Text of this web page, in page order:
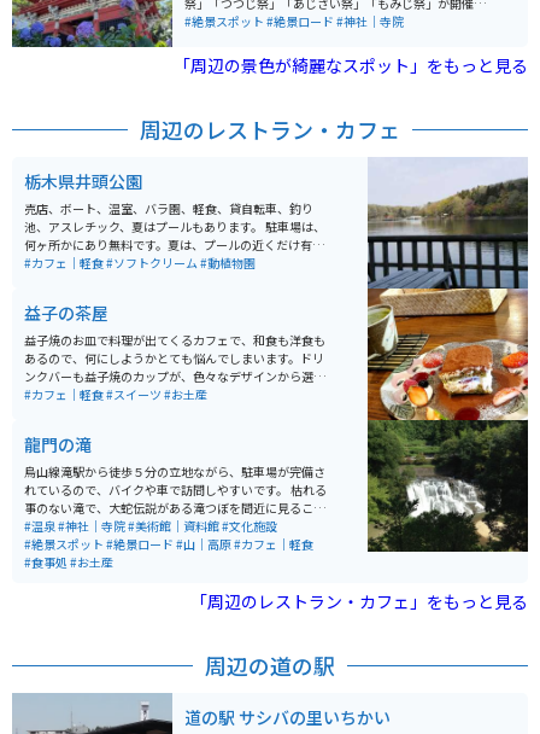
れています。中でも「あじさい祭」は特にオススメで
負けず劣らず本当に素晴らしいです！
#絶景スポット #絶景ロード #神社｜寺院
「周辺の景色が綺麗なスポット」をもっと見る
周辺のレストラン・カフェ
栃木県井頭公園
売店、ボート、温室、バラ園、軽食、貸自転車、釣り
池、アスレチック、夏はプールもあります。 駐車場は、
何ヶ所かにあり無料です。夏は、プールの近くだけ有料
になりますが、別の場所は無料なので心配いりません。
と言う温室は、オオオニハシが放し飼いされてます。ま
るで、小さなジャングル。 室内に、小さな川もあり、
蝶々が沢山いるので、昆虫が好きな方にはオススメで
す。 いがしらひだまり亭と言うカフェでは、ガラス張り
のお店で、外を見ながら室内で、お食事が出来ます。
#カフェ｜軽食#ソフトクリーム#動植物園
益子の茶屋
益子焼のお皿で料理が出てくるカフェで、和食も洋食も
あるので、何にしようかとても悩んでしまいます。ドリ
ンクバーも益子焼のカップが、色々なデザインから選べ
て、紅茶からコーヒー、ジュースもあれば、コーンポタ
ザートも色々ありますが、カボチャプリンがとても美味
しいです。
#カフェ｜軽食#スイーツ #お土産
龍門の滝
烏山線滝駅から徒歩５分の立地ながら、駐車場が完備さ
れているので、バイクや車で訪問しやすいです。 枯れる
事のない滝で、大蛇伝説がある滝つぼを間近に見ること
ができます。ふるさと民芸館が隣接されており、龍にま
つわる伝承や伝説の龍について知ることができます。
#温泉#神社｜寺院#美術館｜資料館#文化施設
#絶景スポット #絶景ロード #山｜高原#カフェ｜軽食
#食事処 #お土産
「周辺のレストラン・カフェ」をもっと見る
周辺の道の駅
道の駅 サシバの里いちかい